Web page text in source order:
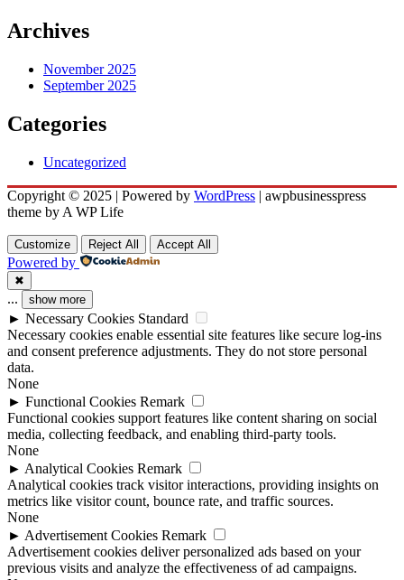
Archives
November 2025
September 2025
Categories
Uncategorized
Copyright © 2025 | Powered by WordPress | awpbusinesspress
theme by A WP Life
Customize Reject All Accept All
Powered by
✖
... show more
► Necessary Cookies Standard
Necessary cookies enable essential site features like secure log-ins
and consent preference adjustments. They do not store personal
data.
None
► Functional Cookies Remark
Functional cookies support features like content sharing on social
media, collecting feedback, and enabling third-party tools.
None
► Analytical Cookies Remark
Analytical cookies track visitor interactions, providing insights on
metrics like visitor count, bounce rate, and traffic sources.
None
► Advertisement Cookies Remark
Advertisement cookies deliver personalized ads based on your
previous visits and analyze the effectiveness of ad campaigns.